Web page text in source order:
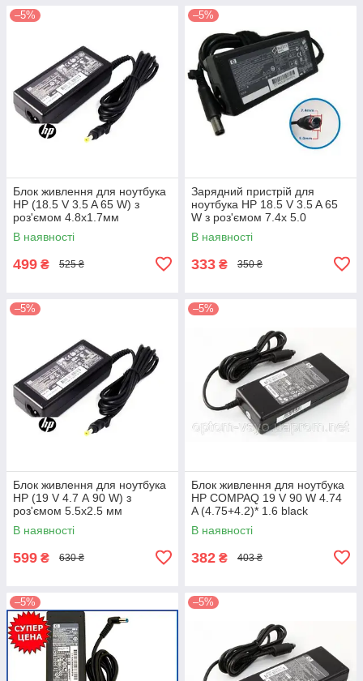
–5%
Блок живлення для ноутбука
HP (18.5 V 3.5 A 65 W) з
роз'ємом 4.8х1.7мм
В наявності
499 ₴ 525 ₴
–5%
Зарядний пристрій для
ноутбука HP 18.5 V 3.5 A 65
W з роз'ємом 7.4х 5.0
В наявності
333 ₴ 350 ₴
–5%
Блок живлення для ноутбука
HP (19 V 4.7 А 90 W) з
роз'ємом 5.5х2.5 мм
В наявності
599 ₴ 630 ₴
–5%
Блок живлення для ноутбука
HP COMPAQ 19 V 90 W 4.74
A (4.75+4.2)* 1.6 black
subwarhead
В наявності
382 ₴ 403 ₴
–5% –5%